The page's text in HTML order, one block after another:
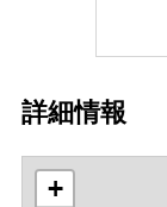
詳細情報
+